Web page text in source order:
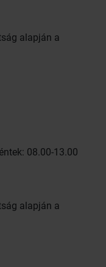
alapján a
08.00-13.00
alapján a